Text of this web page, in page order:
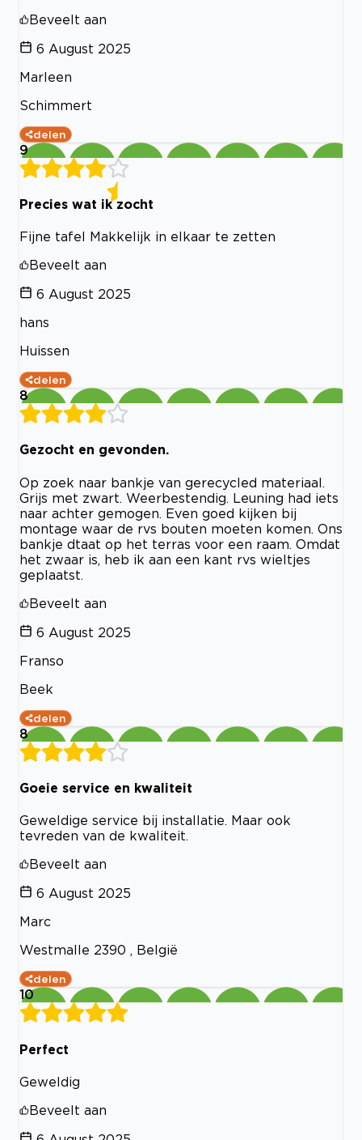
Beveelt aan
6 August 2025
Marleen
Schimmert
delen
9
Precies wat ik zocht
Fijne tafel Makkelijk in elkaar te zetten
Beveelt aan
6 August 2025
hans
Huissen
delen
8
Gezocht en gevonden.
Op zoek naar bankje van gerecycled materiaal.
Grijs met zwart. Weerbestendig. Leuning had iets
naar achter gemogen. Even goed kijken bij
montage waar de rvs bouten moeten komen. Ons
bankje dtaat op het terras voor een raam. Omdat
het zwaar is, heb ik aan een kant rvs wieltjes
geplaatst.
Beveelt aan
6 August 2025
Franso
Beek
delen
8
Goeie service en kwaliteit
Geweldige service bij installatie. Maar ook
tevreden van de kwaliteit.
Beveelt aan
6 August 2025
Marc
Westmalle 2390 , België
delen
10
Perfect
Geweldig
Beveelt aan